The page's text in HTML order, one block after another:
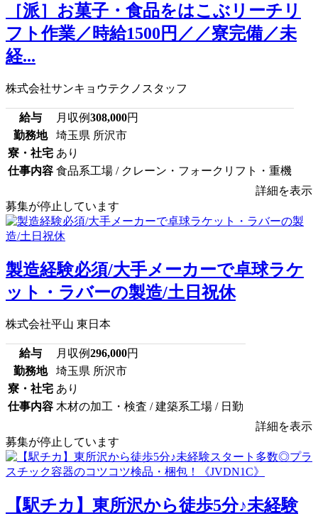
［派］お菓子・食品をはこぶリーチリ
フト作業／時給1500円／／寮完備／未
経...
株式会社サンキョウテクノスタッフ
給与 月収例308,000円
勤務地
埼玉県 所沢市
寮・社宅 あり
仕事内容 食品系工場 / クレーン・フォークリフト・重機
詳細を表示
募集が停止しています
製造経験必須/大手メーカーで卓球ラケ
ット・ラバーの製造/土日祝休
株式会社平山 東日本
給与 月収例296,000円
勤務地
埼玉県 所沢市
寮・社宅 あり
仕事内容 木材の加工・検査 / 建築系工場 / 日勤
詳細を表示
募集が停止しています
【駅チカ】東所沢から徒歩5分♪未経験